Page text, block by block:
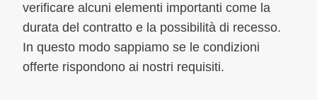
verificare alcuni elementi importanti come la
durata del contratto e la possibilità di recesso.
In questo modo sappiamo se le condizioni
offerte rispondono ai nostri requisiti.